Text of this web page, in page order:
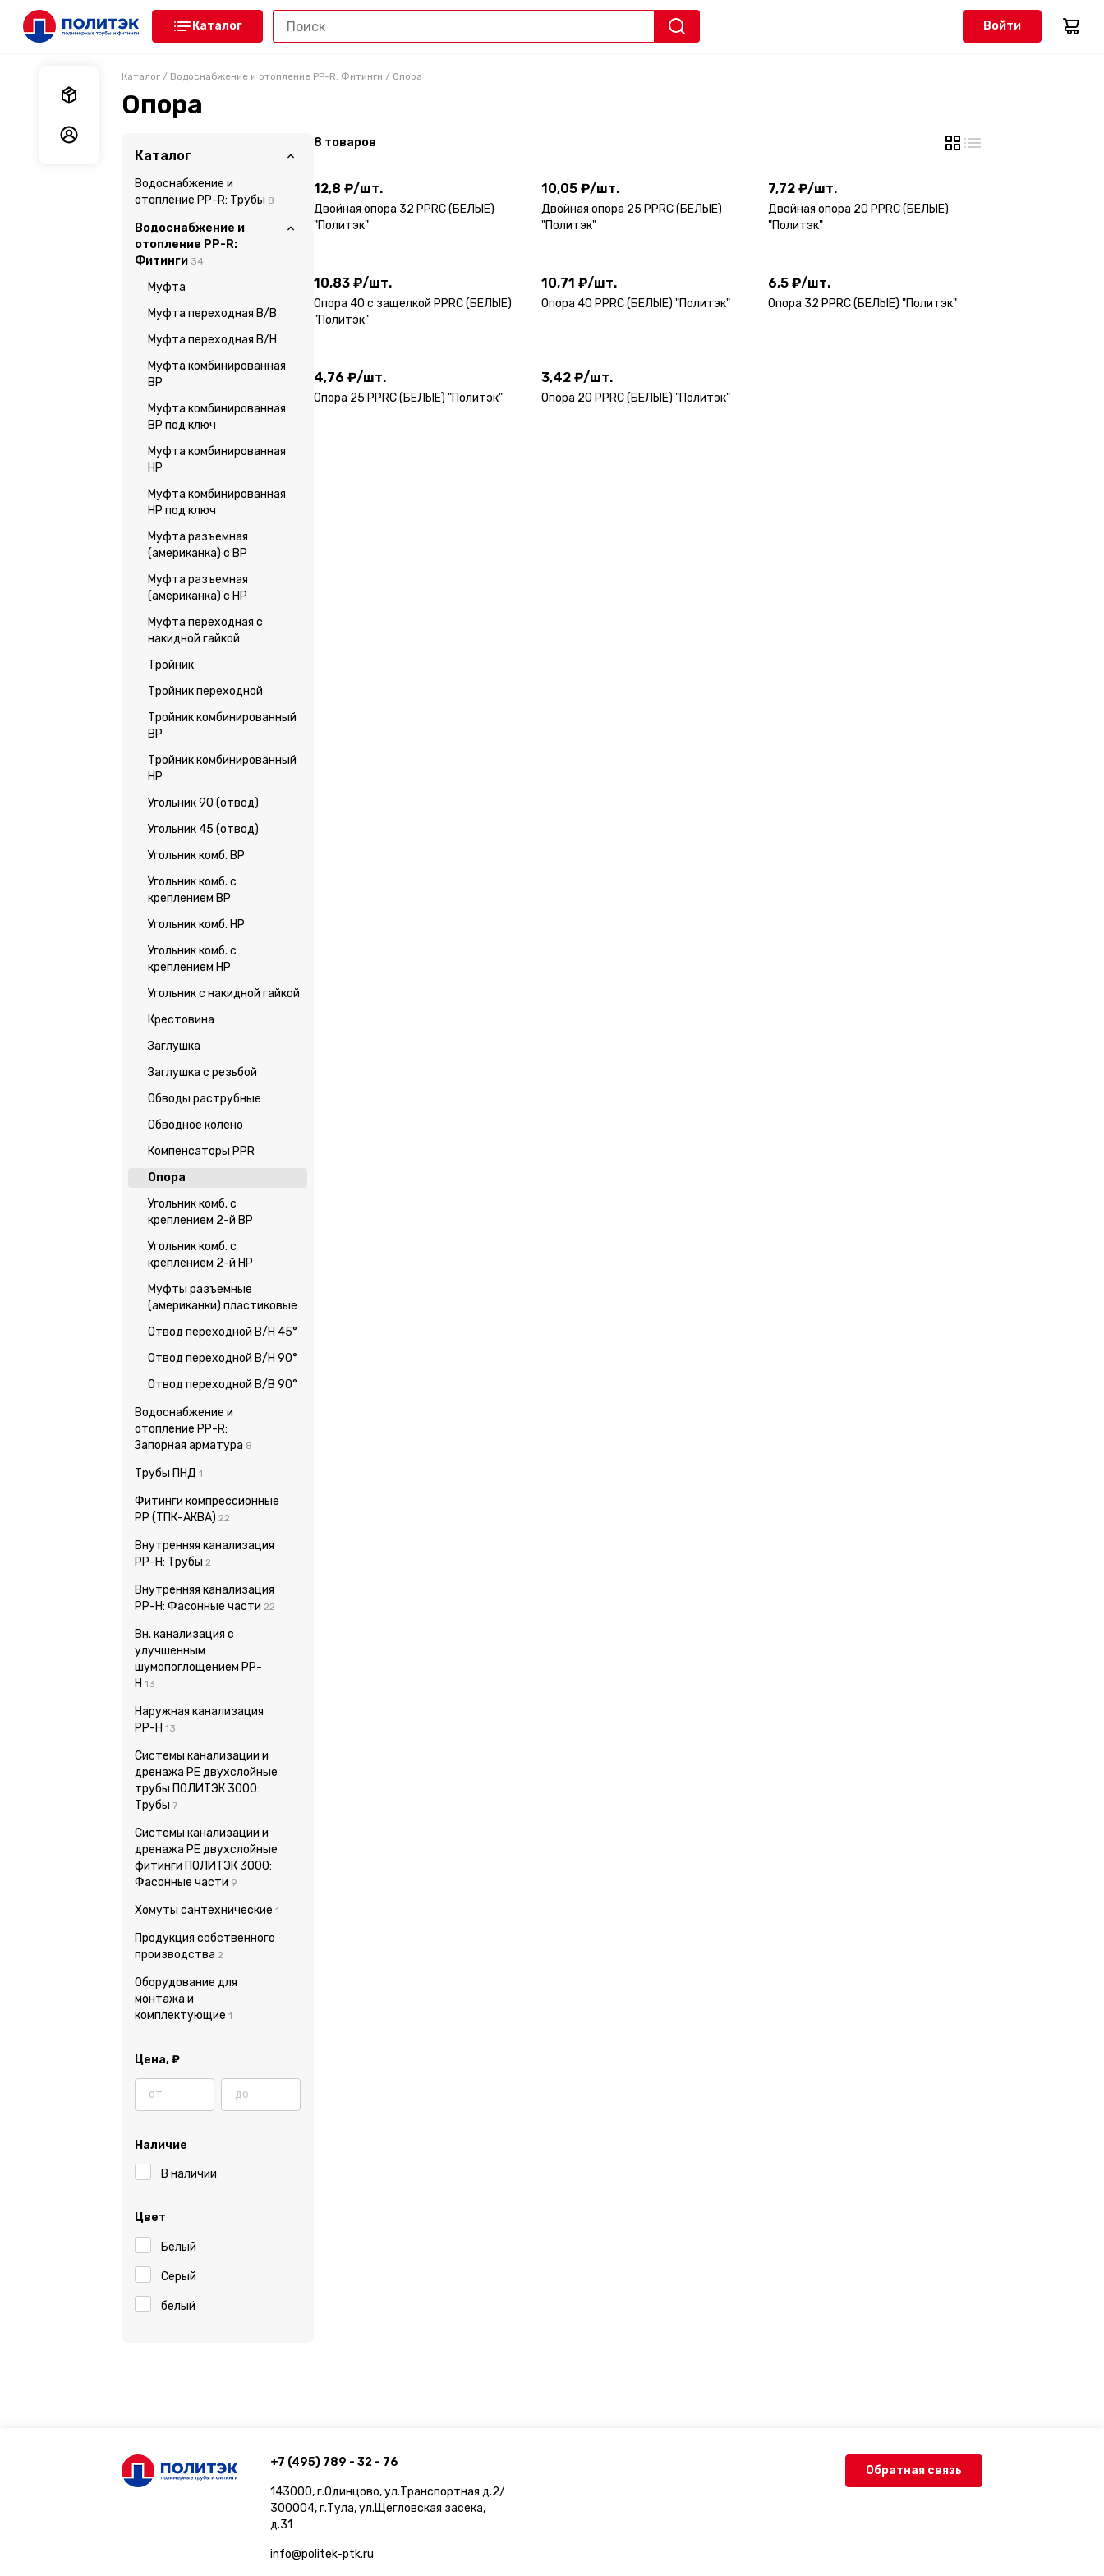
Каталог Войти
Мои заказы
Каталог / Водоснабжение и отопление PP-R: Фитинги / Опора
Опора
Каталог
Водоснабжение и
отопление PP-R: Трубы 8
Водоснабжение и
отопление PP-R:
Фитинги 34
Муфта
Муфта переходная В/В
Муфта переходная В/Н
Муфта комбинированная
ВР
Муфта комбинированная
ВР под ключ
Муфта комбинированная
НР
Муфта комбинированная
НР под ключ
Муфта разъемная
(американка) с ВР
Муфта разъемная
(американка) с НР
Муфта переходная с
накидной гайкой
Тройник
Тройник переходной
Тройник комбинированный
ВР
Тройник комбинированный
НР
Угольник 90 (отвод)
Угольник 45 (отвод)
Угольник комб. ВР
Угольник комб. с
креплением ВР
Угольник комб. НР
Угольник комб. с
креплением НР
Угольник с накидной гайкой
Крестовина
Заглушка
Заглушка с резьбой
Обводы раструбные
Обводное колено
Компенсаторы PPR
Опора
Угольник комб. с
креплением 2-й ВР
Угольник комб. с
креплением 2-й НР
Муфты разъемные
(американки) пластиковые
Отвод переходной В/Н 45°
Отвод переходной В/Н 90°
Отвод переходной В/В 90°
Водоснабжение и
отопление PP-R:
Запорная арматура 8
Трубы ПНД 1
Фитинги компрессионные
PP (ТПК-АКВА) 22
Внутренняя канализация
PP-H: Трубы 2
Внутренняя канализация
PP-H: Фасонные части 22
Вн. канализация с
улучшенным
шумопоглощением PP-
H 13
Наружная канализация
PP-H 13
Системы канализации и
дренажа PE двухслойные
трубы ПОЛИТЭК 3000:
Трубы 7
Системы канализации и
дренажа PE двухслойные
фитинги ПОЛИТЭК 3000:
Фасонные части 9
Хомуты сантехнические 1
Продукция собственного
производства 2
Оборудование для
монтажа и
комплектующие 1
Цена, ₽
Наличие
В наличии
Цвет
Белый
Серый
белый
8 товаров
12,8 ₽/шт.
Двойная опора 32 PPRC (БЕЛЫЕ)
"Политэк"
12,8 ₽/шт.
10,05 ₽/шт.
Двойная опора 25 PPRC (БЕЛЫЕ)
"Политэк"
7,72 ₽/шт.
Двойная опора 20 PPRC (БЕЛЫЕ)
"Политэк"
10,83 ₽/шт.
Опора 40 с защелкой PPRC (БЕЛЫЕ)
"Политэк"
10,71 ₽/шт.
Опора 40 PPRC (БЕЛЫЕ) "Политэк"
6,5 ₽/шт.
Опора 32 PPRC (БЕЛЫЕ) "Политэк"
4,76 ₽/шт.
Опора 25 PPRC (БЕЛЫЕ) "Политэк"
3,42 ₽/шт.
Опора 20 PPRC (БЕЛЫЕ) "Политэк"
+7 (495) 789 - 32 - 76
143000, г.Одинцово, ул.Транспортная д.2/
300004, г.Тула, ул.Щегловская засека,
д.31
info@politek-ptk.ru
Обратная связь